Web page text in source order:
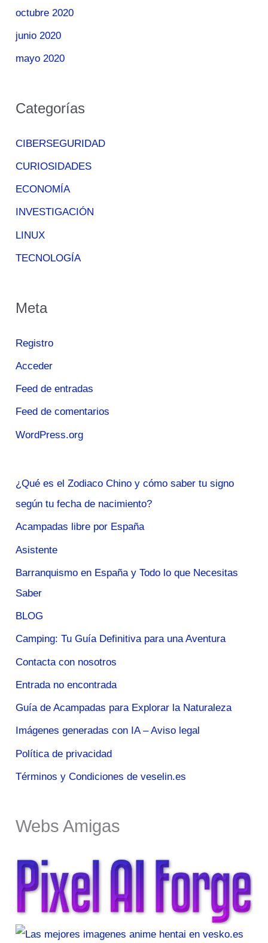
octubre 2020
junio 2020
mayo 2020
Categorías
CIBERSEGURIDAD
CURIOSIDADES
ECONOMÍA
INVESTIGACIÓN
LINUX
TECNOLOGÍA
Meta
Registro
Acceder
Feed de entradas
Feed de comentarios
WordPress.org
¿Qué es el Zodiaco Chino y cómo saber tu signo
según tu fecha de nacimiento?
Acampadas libre por España
Asistente
Barranquismo en España y Todo lo que Necesitas
Saber
BLOG
Camping: Tu Guía Definitiva para una Aventura
Contacta con nosotros
Entrada no encontrada
Guía de Acampadas para Explorar la Naturaleza
Imágenes generadas con IA – Aviso legal
Política de privacidad
Términos y Condiciones de veselin.es
Webs Amigas